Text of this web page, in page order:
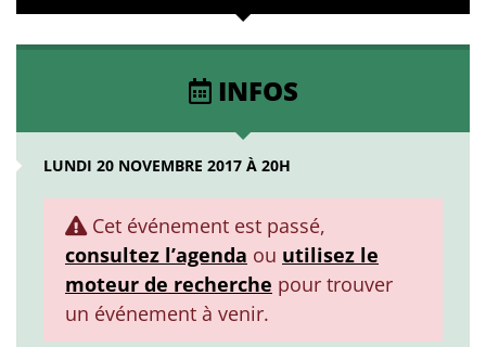
INFOS
LUNDI 20 NOVEMBRE 2017 À 20H
Cet événement est passé,
consultez l’agenda ou utilisez le
moteur de recherche pour trouver
un événement à venir.